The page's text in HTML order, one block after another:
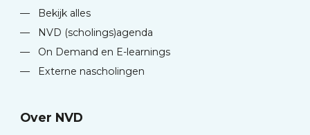
—
Bekijk alles
—
NVD (scholings)agenda
—
On Demand en E-learnings
—
Externe nascholingen
Over NVD